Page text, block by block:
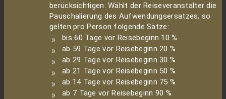
berücksichtigen. Wählt der Reiseveranstalter die
Pauschalierung des Aufwendungsersatzes, so
gelten pro Person folgende Sätze:
bis 60 Tage vor Reisebeginn 10 %
ab 59 Tage vor Reisebeginn 20 %
ab 29 Tage vor Reisebeginn 30 %
ab 21 Tage vor Reisebeginn 50 %
ab 14 Tage vor Reisebeginn 75 %
ab 7 Tage vor Reisebeginn 90 %